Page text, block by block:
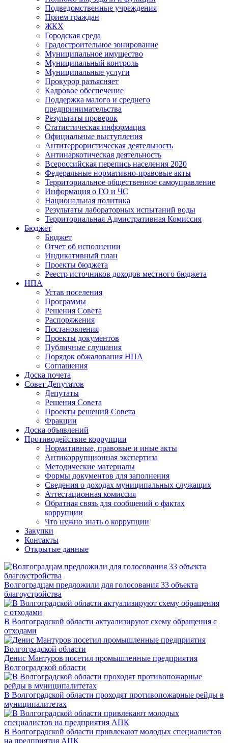
Подведомственные учреждения
Прием граждан
ЖКХ
Городская среда
Градостроительное зонирование
Муниципальное имущество
Муниципальный контроль
Муниципальные услуги
Прокурор разъясняет
Кадровое обеспечение
Поддержка малого и среднего
предпринимательства
Результаты проверок
Статистическая информация
Официальные выступления
Антитеррористическая деятельность
Антинаркотическая деятельность
Всероссийская перепись населения 2020
Федеральные нормативно-правовые акты
Территориальное общественное самоуправление
Информация о ГО и ЧС
Национальная политика
Результаты лабораторных испытаний воды
Территориальная Адмистративная Комиссия
Бюджет
Бюджет
Отчет об исполнении
Индикативный план
Проекты бюджета
Реестр источников доходов местного бюджета
НПА
Устав поселения
Программы
Решения Совета
Распоряжения
Постановления
Проекты документов
Публичные слушания
Порядок обжалования НПА
Соглашения
Доска почета
Совет Депутатов
Депутаты
Решения Совета
Проекты решений Совета
Фракции
Доска объявлений
Противодействие коррупции
Нормативные, правовые и иные акты
Антикоррупционная экспертиза
Методические материалы
Формы документов для заполнения
Сведения о доходах муниципальных служащих
Аттестационная комиссия
Обратная связь для сообщений о фактах
коррупции
Что нужно знать о коррупции
Закупки
Контакты
Открытые данные
Волгоградцам предложили для голосования 33 объекта
благоустройства
В Волгоградской области актуализируют схему обращения с
отходами
Денис Мантуров посетил промышленные предприятия
Волгоградской области
В Волгоградской области проходят противопожарные рейды в
муниципалитетах
В Волгоградской области привлекают молодых специалистов
на предприятия АПК